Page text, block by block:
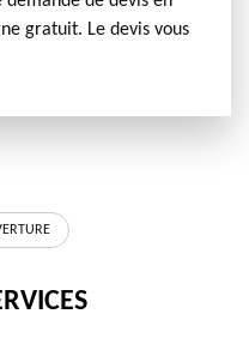
gratuit. Le devis vous